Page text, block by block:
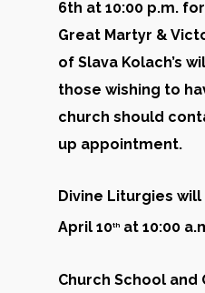
6th at 10:00 p.m.
Great Martyr &
of Slava Kolach’s
those wishing to
church should
up appointment.
Divine Liturgies
April 10th at 10:00
Church School and